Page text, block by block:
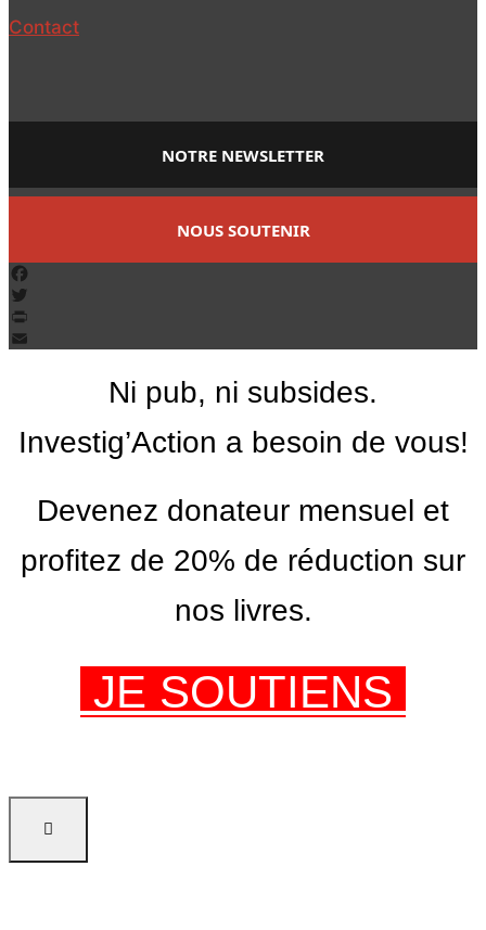
Contact
NOTRE NEWSLETTER
NOUS SOUTENIR
Facebook
Twitter
PrintFriendly
Ni pub, ni subsides.
Investig’Action a besoin de vous!
Devenez donateur mensuel et
profitez de 20% de réduction sur
nos livres.
JE SOUTIENS